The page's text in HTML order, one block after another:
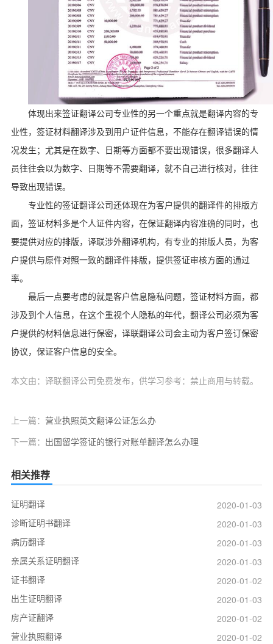
体现出来签证翻译公司专业性的另一个重点就是翻译内容的专
业性，签证材料翻译涉及到用户证件信息，不能存在翻译错误的情
况发生；尤其是在数字、日期等方面都不要出现错误，很多翻译人
员往往会以为数字、日期等不需要翻译，就不自己进行核对，往往
导致出现错误。
专业性的签证翻译公司还体现在为客户提供的翻译件的排版方
面，签证材料多是个人证件内容，在保证翻译内容准确的同时，也
要提供对应的排版，译联涉外翻译机构，有专业的排版人员，为客
户提供与原件对照一致的翻译件排版，提供签证审核方面的通过
率。
最后一点要考虑的就是客户信息隐私问题，签证材料方面，都
涉及到个人信息，在这个重视个人隐私的年代，翻译公司必须为客
户提供的材料信息进行保密，译联翻译公司会主动为客户签订保密
协议，保证客户信息的安全。
本文由：译联翻译公司免费发布，供学习参考：禁止商用与转载。
上一篇： 营业执照英文翻译公证怎么办
下一篇： 出国留学签证的银行对账单翻译怎么办理
相关推荐
证明翻译
2020-01-03
诊断证明书翻译
2020-01-03
病历翻译
2020-01-03
亲属关系证明翻译
2020-01-03
证书翻译
2020-01-02
出生证明翻译
2020-01-03
房产证翻译
2020-01-02
营业执照翻译
2020-01-02